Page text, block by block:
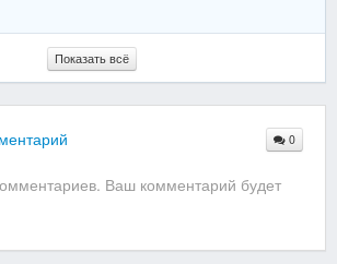
Показать всё
0
Ваш комментарий будет